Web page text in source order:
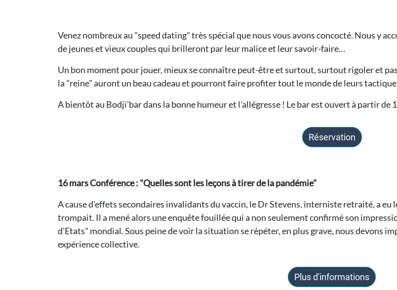
Venez nombreux au "speed dating" très spécial que nous vous avons concocté. Nous y
de jeunes et vieux couples qui brilleront par leur malice et leur savoir-faire…
Un bon moment pour jouer, mieux se connaître peut-être et surtout, surtout rigoler et
la "reine" auront un beau cadeau et pourront faire profiter tout le monde de leurs
A bientôt au Bodji'bar dans la bonne humeur et l'allégresse ! Le bar est ouvert à partir de
Réservation
16 mars Conférence : "Quelles sont les leçons à tirer de la pandémie"
A cause d'effets secondaires invalidants du vaccin, le Dr Stevens, interniste retraité, a eu
trompait. Il a mené alors une enquête fouillée qui a non seulement confirmé son
d'Etats" mondial. Sous peine de voir la situation se répéter, en plus grave, nous devons
expérience collective.
Plus d'informations